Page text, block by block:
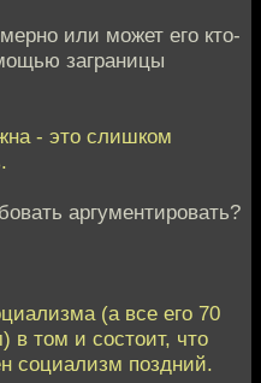
или может его кто-
заграницы
- это слишком
аргументировать?
(а все его 70
в том и состоит, что
социализм поздний.